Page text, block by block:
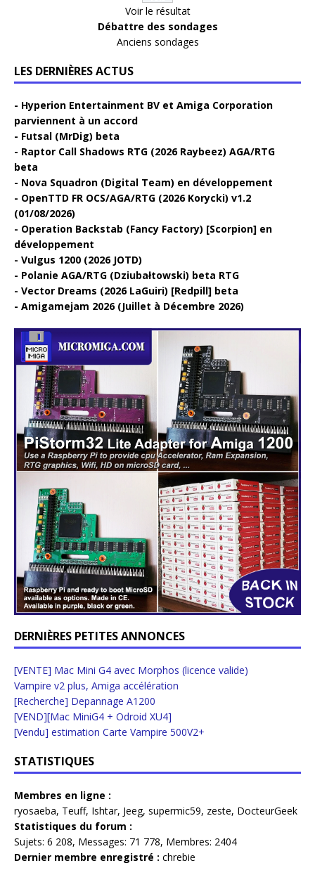
Voir le résultat
Débattre des sondages
Anciens sondages
LES DERNIÈRES ACTUS
Hyperion Entertainment BV et Amiga Corporation
parviennent à un accord
Futsal (MrDig) beta
Raptor Call Shadows RTG (2026 Raybeez) AGA/RTG
beta
Nova Squadron (Digital Team) en développement
OpenTTD FR OCS/AGA/RTG (2026 Korycki) v1.2
(01/08/2026)
Operation Backstab (Fancy Factory) [Scorpion] en
développement
Vulgus 1200 (2026 JOTD)
Polanie AGA/RTG (Dziubałtowski) beta RTG
Vector Dreams (2026 LaGuiri) [Redpill] beta
Amigamejam 2026 (Juillet à Décembre 2026)
DERNIÈRES PETITES ANNONCES
[VENTE] Mac Mini G4 avec Morphos (licence valide)
Vampire v2 plus, Amiga accélération
[Recherche] Depannage A1200
[VEND][Mac MiniG4 + Odroid XU4]
[Vendu] estimation Carte Vampire 500V2+
STATISTIQUES
Membres en ligne :
ryosaeba, Teuff, Ishtar, Jeeg, supermic59, zeste, DocteurGeek
Statistiques du forum :
Sujets: 6 208, Messages: 71 778, Membres: 2404
Dernier membre enregistré : chrebie